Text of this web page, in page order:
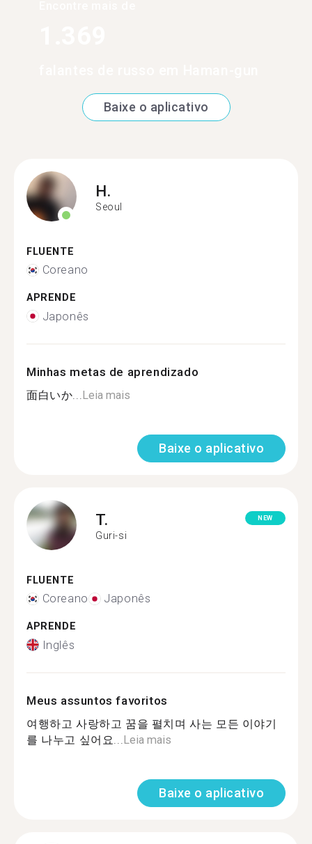
Baixe o aplicativo
H.
Seoul
FLUENTE
Coreano
APRENDE
Japonês
Minhas metas de aprendizado
面白いか... Leia mais
Baixe o aplicativo
T.
Guri-si
NEW
FLUENTE
Coreano Japonês
APRENDE
Inglês
Meus assuntos favoritos
여행하고 사랑하고 꿈을 펼치며 사는 모든 이야기
를 나누고 싶어요... Leia mais
Baixe o aplicativo